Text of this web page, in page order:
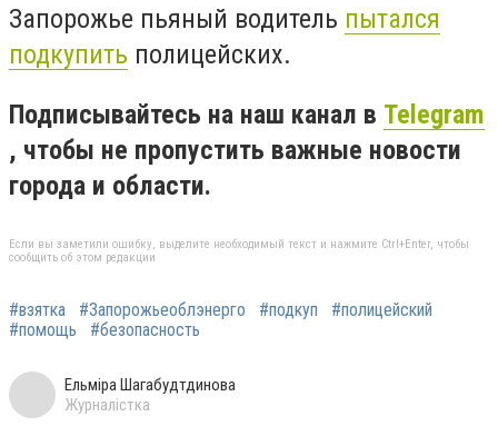
Запорожье пьяный водитель пытался
подкупить полицейских.
Подписывайтесь на наш канал в Telegram
, чтобы не пропустить важные новости
города и области.
Если вы заметили ошибку, выделите необходимый текст и нажмите Ctrl+Enter, чтобы
сообщить об этом редакции
#взятка #Запорожьеоблэнерго #подкуп
#полицейский
#помощь
#безопасность
Ельміра Шагабудтдинова
Журналістка